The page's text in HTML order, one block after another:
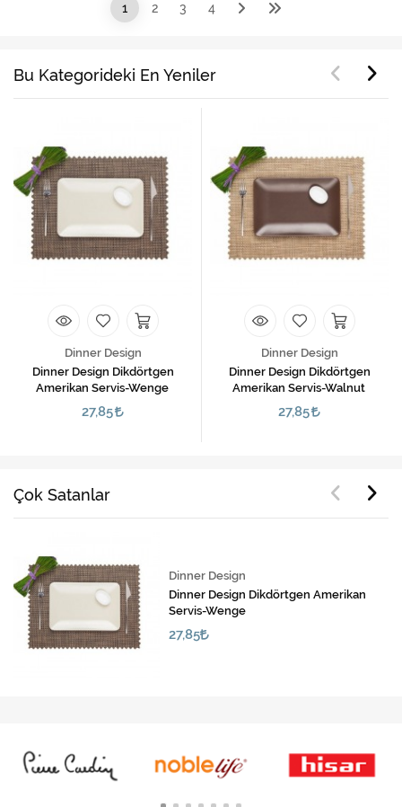
1 2 3 4
Bu Kategorideki En Yeniler
Dinner Design
Dinner Design Dikdörtgen
Amerikan Servis-Wenge
27,85
Dinner Design
Dinner Design Dikdörtgen
Amerikan Servis-Walnut
27,85
Çok Satanlar
Dinner Design
Dinner Design Dikdörtgen Amerikan
Servis-Wenge
27,85